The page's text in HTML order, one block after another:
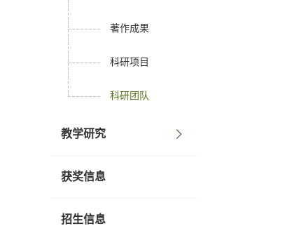
著作成果
科研项目
科研团队
教学研究
获奖信息
招生信息